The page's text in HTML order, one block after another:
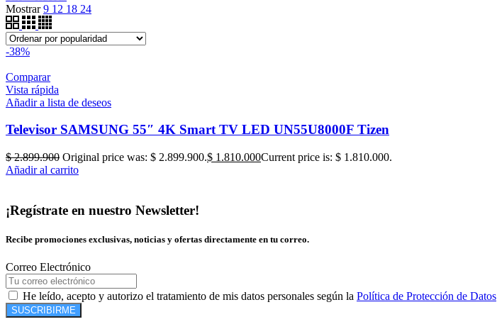
Mostrar9 12 18 24
-38%
Comparar
Vista rápida
Añadir a lista de deseos
Televisor SAMSUNG 55″ 4K Smart TV LED UN55U8000F Tizen
$2.899.900 Original price was: $ 2.899.900.$ 1.810.000Current price is: $ 1.810.000.
Añadir al carrito
¡Regístrate en nuestro Newsletter!
Recibe promociones exclusivas, noticias y ofertas directamente en tu correo.
Correo Electrónico
He leído, acepto y autorizo el tratamiento de mis datos personales según la Política de Protección de Datos
SUSCRIBIRME